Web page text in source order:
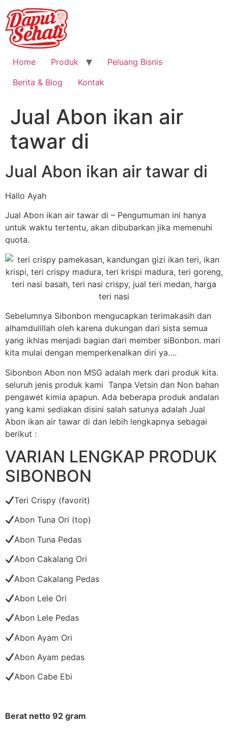
Home Produk
Peluang Bisnis
Berita & Blog
Kontak
Jual Abon ikan air
tawar di
Jual Abon ikan air tawar di
Hallo Ayah
Jual Abon ikan air tawar di – Pengumuman ini hanya
untuk waktu tertentu, akan dibubarkan jika memenuhi
quota.
Sebelumnya Sibonbon mengucapkan terimakasih dan
alhamdulillah oleh karena dukungan dari sista semua
yang ikhlas menjadi bagian dari member siBonbon. mari
kita mulai dengan memperkenalkan diri ya….
Sibonbon Abon non MSG adalah merk dari produk kita.
seluruh jenis produk kami Tanpa Vetsin dan Non bahan
pengawet kimia apapun. Ada beberapa produk andalan
yang kami sediakan disini salah satunya adalah Jual
Abon ikan air tawar di dan lebih lengkapnya sebagai
berikut :
VARIAN LENGKAP PRODUK
SIBONBON
Teri Crispy (favorit)
Abon Tuna Ori (top)
Abon Tuna Pedas
Abon Cakalang Ori
Abon Cakalang Pedas
Abon Lele Ori
Abon Lele Pedas
Abon Ayam Ori
Abon Ayam pedas
Abon Cabe Ebi
Berat netto 92 gram